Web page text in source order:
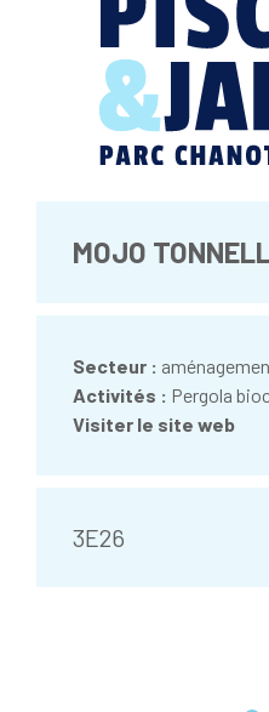
MOJO
Secteur :
Activités : Pergola
Visiter le site web
3E26